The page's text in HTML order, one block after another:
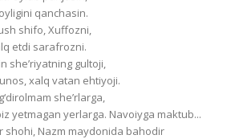
qanchasin.
shifo, Xuffozni,
etdi sarafrozni.
she’riyatning gultoji,
xalq vatan ehtiyoji.
she’rlarga,
yetmagan yerlarga. Navoiyga maktub...
shohi, Nazm maydonida bahodir